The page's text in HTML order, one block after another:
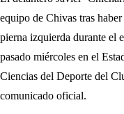
equipo de Chivas tras
pierna izquierda durante el
pasado miércoles en el
Ciencias del Deporte del
comunicado oficial.